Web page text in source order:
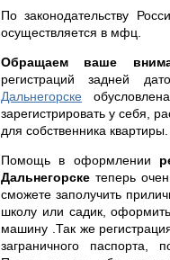
По законодательству
осуществляется в мфц.
Обращаем ваше
регистраций задней
Дальнегорске
зарегистрировать у себя,
для собственника квартиры.
Помощь в оформлении
Дальнегорскетеперь
сможете заполучить
школу или садик,
машину .Так же
заграничного